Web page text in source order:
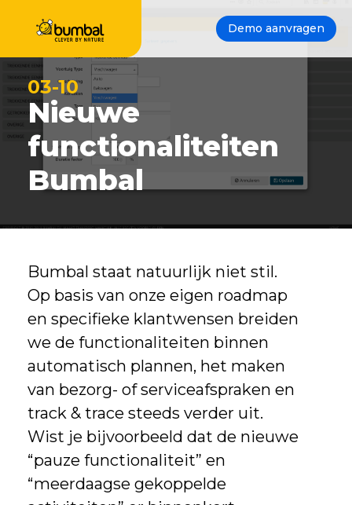
Demo aanvragen
03-10
Nieuwe
functionaliteiten
Bumbal
Bumbal staat natuurlijk niet stil.
Op basis van onze eigen roadmap
en specifieke klantwensen breiden
we de functionaliteiten binnen
automatisch plannen, het maken
van bezorg- of serviceafspraken en
track & trace steeds verder uit.
Wist je bijvoorbeeld dat de nieuwe
“pauze functionaliteit” en
“meerdaagse gekoppelde